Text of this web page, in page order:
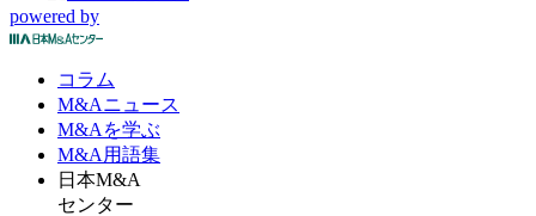
powered by
コラム
M&Aニュース
M&Aを学ぶ
M&A 用語集
日本M&A
センター